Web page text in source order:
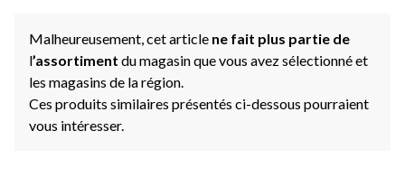
Malheureusement, cet article ne fait plus partie de
l’assortiment du magasin que vous avez sélectionné et
les magasins de la région.
Ces produits similaires présentés ci-dessous pourraient
vous intéresser.